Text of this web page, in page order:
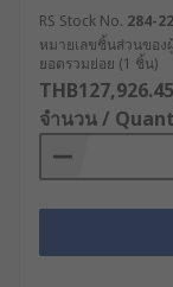
RS Stock No. 284-
หมายเลขชิ้นส่วนของ
ยอดรวมย่อย (1 ชิ้น)
THB127,926.45
จำนวน /